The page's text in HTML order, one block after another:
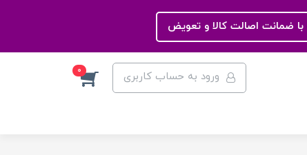
ضمانت اصالت کالا و تعویض
ورود به حساب کاربری 0